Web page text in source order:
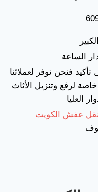
الساعة
تأكيد فنحن نوفر لعملائنا
لرفع وتنزيل الأثاث
العليا
نقل عفش الكويت